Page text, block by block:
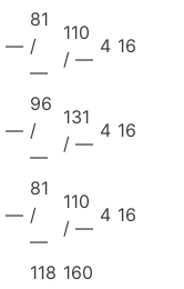
—
81
/
—
110
/ —
4 16
—
96
/
—
131
/ —
4 16
—
81
/
—
110
/ —
4 16
118 160